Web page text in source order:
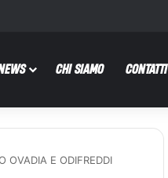
CHI SIAMO CONTATTI
OVADIA E ODIFREDDI